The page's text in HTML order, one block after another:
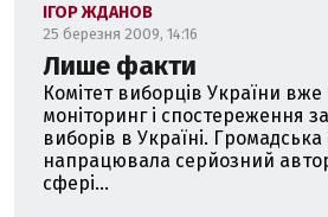
ІГОР ЖДАНОВ
25 березня 2009, 14:16
Лише факти
Комітет виборців України вже
моніторинг і спостереження
виборів в Україні. Громадська
напрацювала серйозний
сфері...